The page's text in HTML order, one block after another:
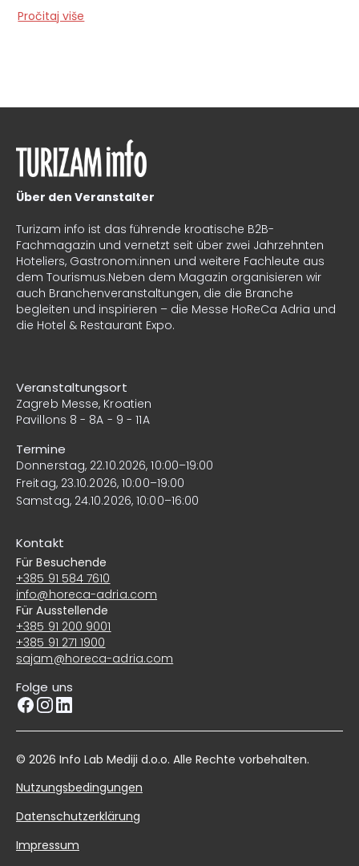
Pročitaj više
Über den Veranstalter
Turizam info ist das führende kroatische B2B-
Fachmagazin und vernetzt seit über zwei Jahrzehnten
Hoteliers, Gastronom:innen und weitere Fachleute aus
dem Tourismus.Neben dem Magazin organisieren wir
auch Branchenveranstaltungen, die die Branche
begleiten und inspirieren – die Messe HoReCa Adria und
die Hotel & Restaurant Expo.
Veranstaltungsort
Zagreb Messe, Kroatien
Pavillons 8 - 8A - 9 - 11A
Termine
Donnerstag, 22.10.2026, 10:00–19:00
Freitag, 23.10.2026, 10:00–19:00
Samstag, 24.10.2026, 10:00–16:00
Kontakt
Für Besuchende
+385 91 584 7610
info@horeca-adria.com
Für Ausstellende
+385 91 200 9001
+385 91 271 1900
sajam@horeca-adria.com
Folge uns
© 2026 Info Lab Mediji d.o.o. Alle Rechte vorbehalten.
Nutzungsbedingungen
Datenschutzerklärung
Impressum